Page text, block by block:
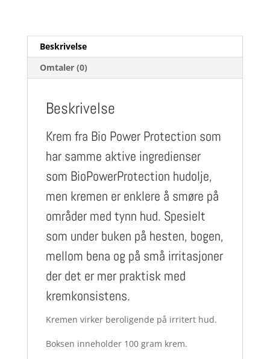
Beskrivelse
Omtaler (0)
Beskrivelse
Krem fra Bio Power Protection som
har samme aktive ingredienser
som BioPowerProtection hudolje,
men kremen er enklere å smøre på
områder med tynn hud. Spesielt
som under buken på hesten, bogen,
mellom bena og på små irritasjoner
der det er mer praktisk med
kremkonsistens.
Kremen virker beroligende på irritert hud.
Boksen inneholder 100 gram krem.